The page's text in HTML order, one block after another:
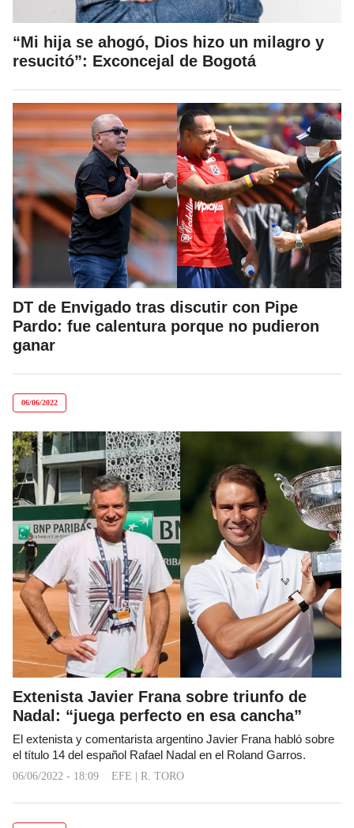
“Mi hija se ahogó, Dios hizo un milagro y
resucitó”: Exconcejal de Bogotá
DT de Envigado tras discutir con Pipe
Pardo: fue calentura porque no pudieron
ganar
06/06/2022
Extenista Javier Frana sobre triunfo de
Nadal: “juega perfecto en esa cancha”
El extenista y comentarista argentino Javier Frana habló sobre
el título 14 del español Rafael Nadal en el Roland Garros.
06/06/2022 - 18:09 EFE R. TORO